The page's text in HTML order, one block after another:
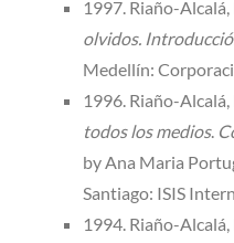
1997. Riaño-Alcalá,
olvidos.
Medellín:
1996. Riaño-Alcalá,
todos los medios.
by Ana Maria
Santiago: ISIS
1994. Riaño-Alcalá,